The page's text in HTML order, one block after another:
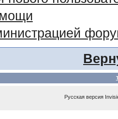
Русская версия